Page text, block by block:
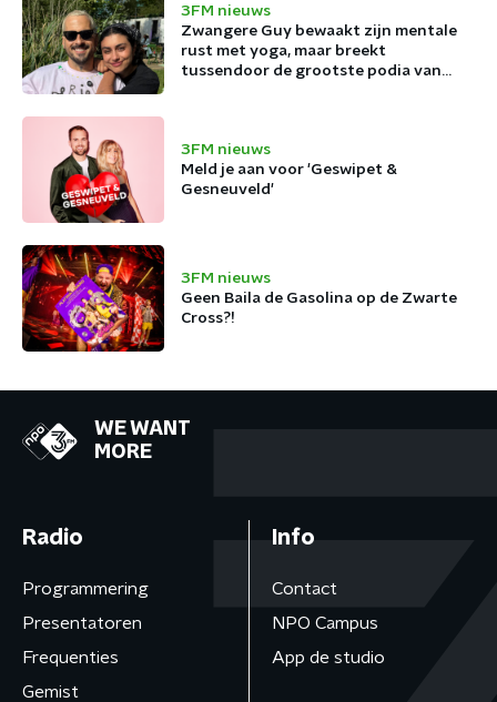
3FM nieuws
Zwangere Guy bewaakt zijn mentale
rust met yoga, maar breekt
tussendoor de grootste podia van
3FM nieuws
Meld je aan voor 'Geswipet &
Gesneuveld'
3FM nieuws
Geen Baila de Gasolina op de Zwarte
Cross?!
WE WANT
MORE
Radio
Programmering
Presentatoren
Frequenties
Gemist
Info
Contact
NPO Campus
App de studio